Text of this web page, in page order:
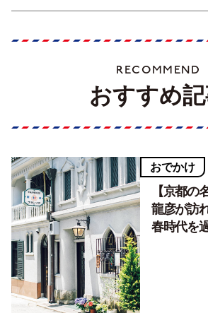
RECOMMEND
おすすめ
おでかけ
【京都の
龍彦が訪
春時代を